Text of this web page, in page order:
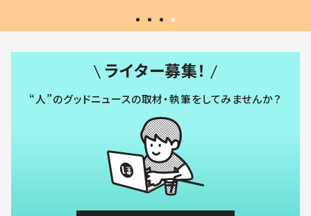
ライター募集！
“人”のグッドニュースの取材・執筆をしてみませんか？